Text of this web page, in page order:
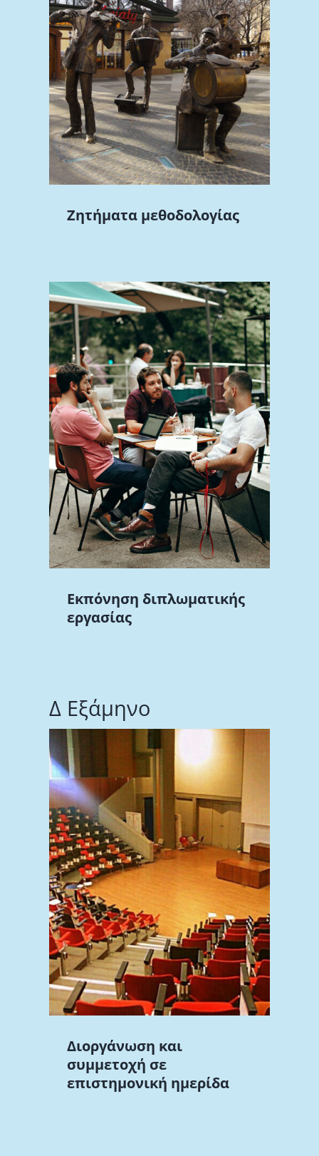
Ζητήματα μεθοδολογίας
Εκπόνηση διπλωματικής
εργασίας
Δ Εξάμηνο
Διοργάνωση και
συμμετοχή σε
επιστημονική ημερίδα